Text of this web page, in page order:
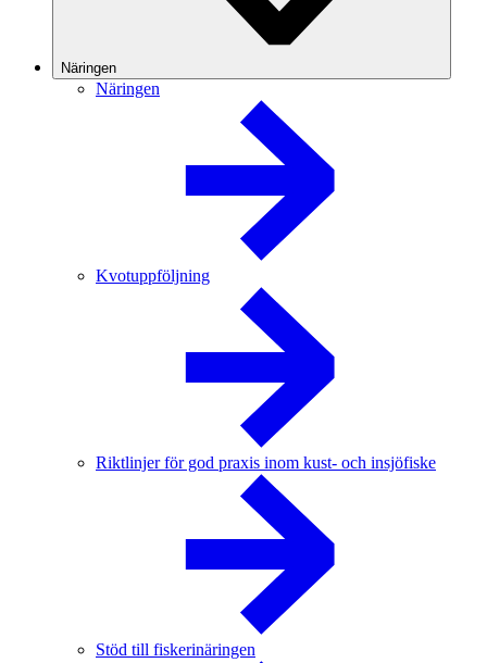
Näringen
Näringen
Kvotuppföljning
Riktlinjer för god praxis inom kust- och insjöfiske
Stöd till fiskerinäringen